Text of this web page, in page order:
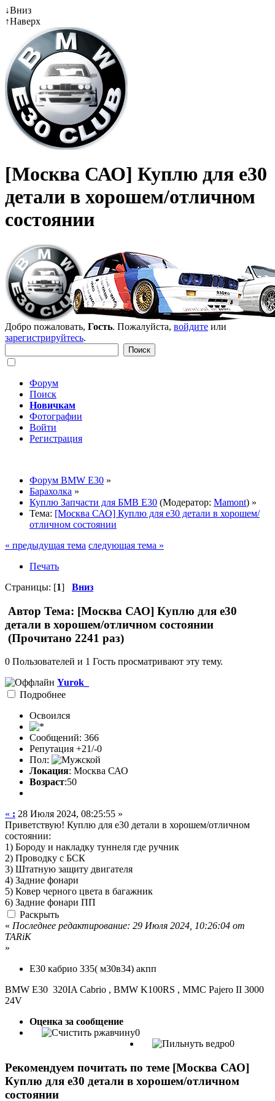
↓Вниз
↑Наверх
[Москва САО] Куплю для е30
детали в хорошем/отличном
состоянии
Добро пожаловать, Гость. Пожалуйста, войдите или
зарегистрируйтесь.
Форум
Поиск
Новичкам
Фотографии
Войти
Регистрация
Форум BMW E30 »
Барахолка »
Куплю Запчасти для БМВ Е30 (Модератор: Mamont) »
Тема: [Москва САО] Куплю для е30 детали в хорошем/
отличном состоянии
« предыдущая тема следующая тема »
Печать
Страницы: [1] Вниз
Автор Тема: [Москва САО] Куплю для е30
детали в хорошем/отличном состоянии
(Прочитано 2241 раз)
0 Пользователей и 1 Гость просматривают эту тему.
Yurok_
Подробнее
Освоился
Сообщений: 366
Репутация +21/-0
Пол:
Локация: Москва САО
Возраст:50
« : 28 Июля 2024, 08:25:55 »
Приветствую! Куплю для е30 детали в хорошем/отличном
состоянии:
1) Бороду и накладку туннеля где ручник
2) Проводку с БСК
3) Штатную защиту двигателя
4) Задние фонари
5) Ковер черного цвета в багажник
6) Задние фонари ПП
Раскрыть
« Последнее редактирование: 29 Июля 2024, 10:26:04 от
TARiK
»
E30 кабрио 335( м30в34) акпп
BMW E30 320IA Cabrio , BMW K100RS , MMC Pajero II 3000
24V
Оценка за сообщение
0
0
Рекомендуем почитать по теме [Москва САО]
Куплю для е30 детали в хорошем/отличном
состоянии